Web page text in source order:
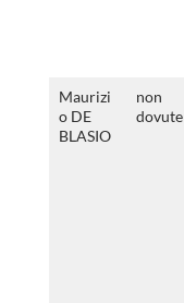
Maurizi
o DE
BLASIO
non
dovute